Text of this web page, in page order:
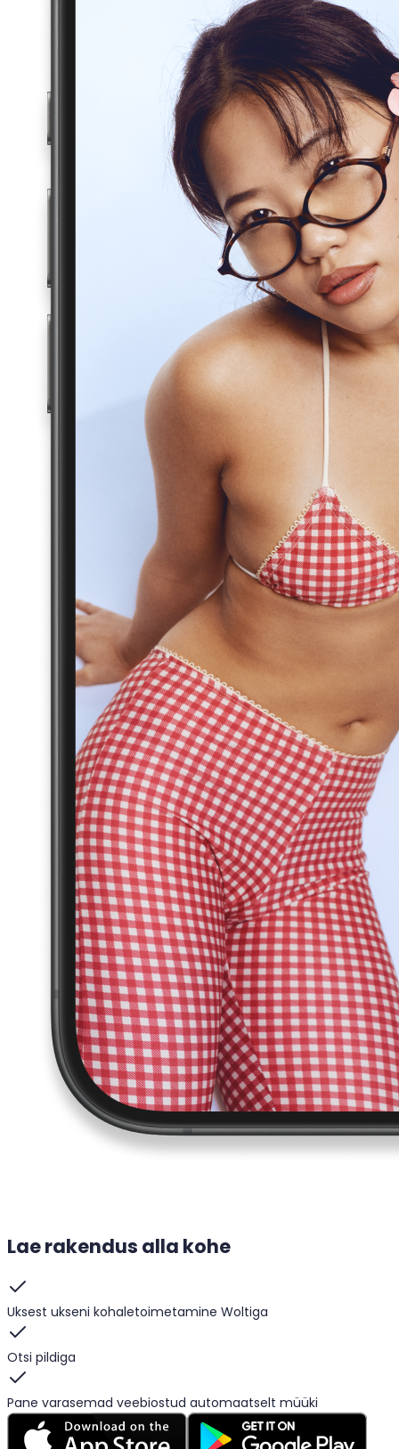
Lae rakendus alla kohe
Uksest ukseni kohaletoimetamine Woltiga
Otsi pildiga
Pane varasemad veebiostud automaatselt müüki